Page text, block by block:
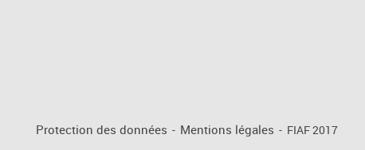
Protection des données - Mentions légales - FIAF 2017